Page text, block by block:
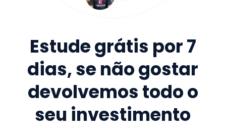
Estude grátis por 7
dias, se não gostar
devolvemos todo o
seu investimento